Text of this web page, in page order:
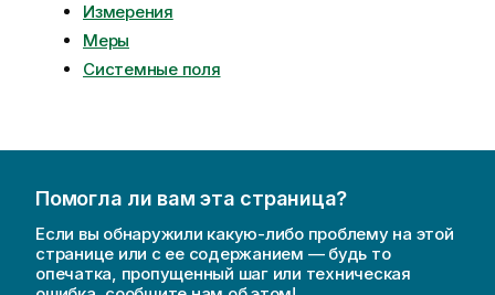
Измерения
Меры
Системные поля
Помогла ли вам эта страница?
Если вы обнаружили какую-либо проблему на этой
странице или с ее содержанием — будь то
опечатка, пропущенный шаг или техническая